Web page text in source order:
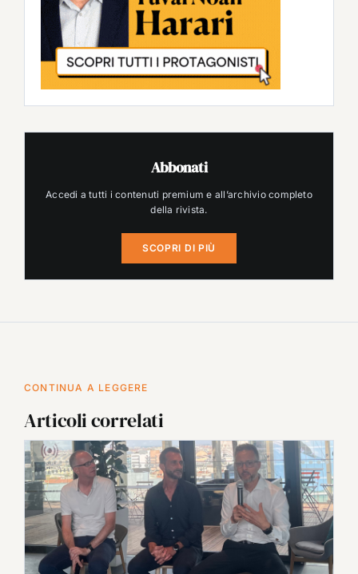
Abbonati
Accedi a tutti i contenuti premium e all’archivio completo
della rivista.
SCOPRI DI PIÙ
CONTINUA A LEGGERE
Articoli correlati